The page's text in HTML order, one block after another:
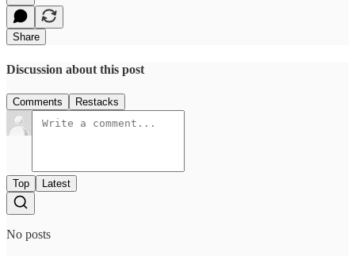
Share
Discussion about this post
Comments Restacks
Top Latest
No posts